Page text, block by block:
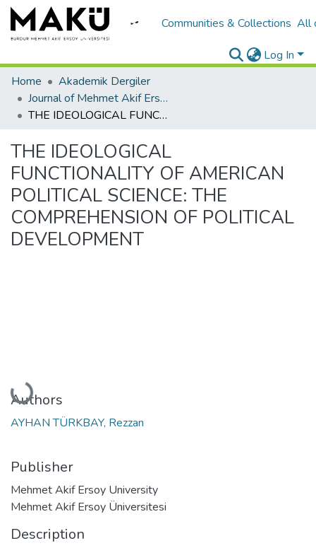
Communities & Collections All
Log In
Home
Akademik Dergiler
Journal of Mehmet Akif Ersoy University Economics and Administrative Sciences Faculty
THE IDEOLOGICAL FUNCTIONALITY OF AMERICAN POLITICAL SCIENCE: THE COMPREHENSION OF POLITICAL DEVELOPMENT
THE IDEOLOGICAL
FUNCTIONALITY OF AMERICAN
POLITICAL SCIENCE: THE
COMPREHENSION OF POLITICAL
DEVELOPMENT
Loading...
Authors
AYHAN TÜRKBAY, Rezzan
Publisher
Mehmet Akif Ersoy University
Mehmet Akif Ersoy Üniversitesi
Description